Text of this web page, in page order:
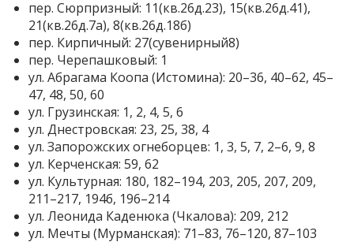
пер. Сюрпризный: 11(кв.26д.23), 15(кв.26д.41),
21(кв.26д.7а), 8(кв.26д.18б)
пер. Кирпичный: 27(сувенирный8)
пер. Черепашковый: 1
ул. Абрагама Коопа (Истомина): 20–36, 40–62, 45–
47, 48, 50, 60
ул. Грузинская: 1, 2, 4, 5, 6
ул. Днестровская: 23, 25, 38, 4
ул. Запорожских огнеборцев: 1, 3, 5, 7, 2–6, 9, 8
ул. Керченская: 59, 62
ул. Культурная: 180, 182–194, 203, 205, 207, 209,
211–217, 194б, 196–214
ул. Леонида Каденюка (Чкалова): 209, 212
ул. Мечты (Мурманская): 71–83, 76–120, 87–103